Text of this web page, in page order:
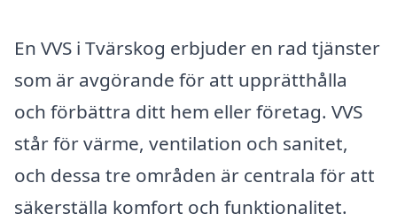
En VVS i Tvärskog erbjuder en rad tjänster
som är avgörande för att upprätthålla
och förbättra ditt hem eller företag. VVS
står för värme, ventilation och sanitet,
och dessa tre områden är centrala för att
säkerställa komfort och funktionalitet.